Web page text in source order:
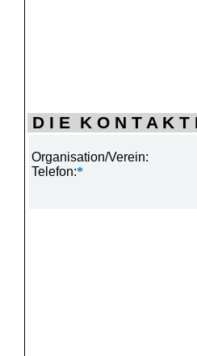
D I E K O N T A K
Organisation/Verein:
Telefon:*